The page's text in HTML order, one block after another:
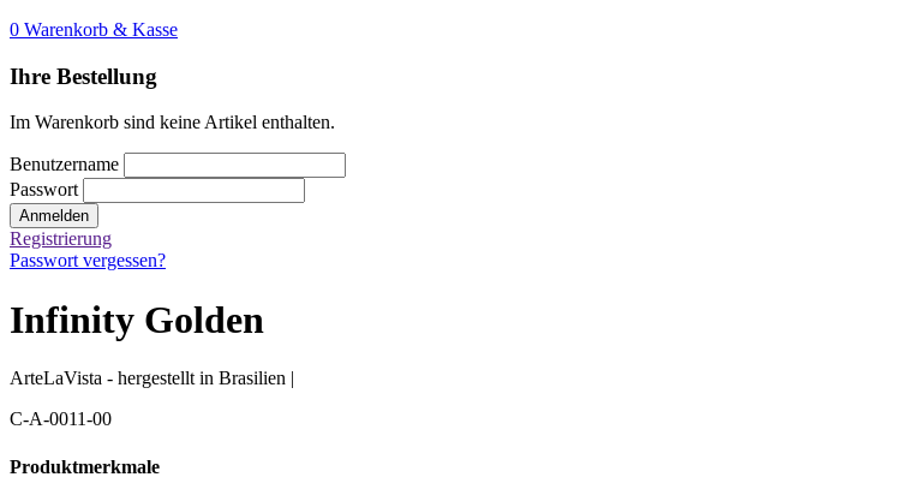
0 Warenkorb & Kasse
Ihre Bestellung
Im Warenkorb sind keine Artikel enthalten.
Benutzername
Passwort
Anmelden
Registrierung
Passwort vergessen?
Infinity Golden
ArteLaVista - hergestellt in Brasilien |
C-A-0011-00
Produktmerkmale